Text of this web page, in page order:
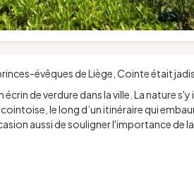
évêques de Liège, Cointe était
de verdure dans la ville. La nature
le long d’un itinéraire qui
aussi de souligner l'importance de